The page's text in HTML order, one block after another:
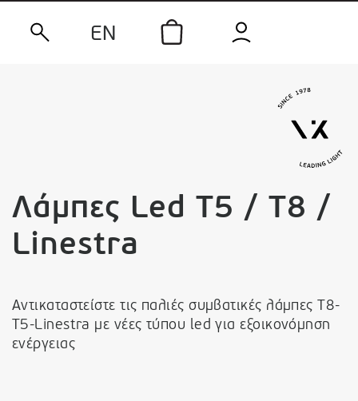
EN
Λάμπες Led T5 / T8 /
Linestra
Αντικαταστείστε τις παλιές συμβατικές λάμπες Τ8-
Τ5-Linestra με νέες τύπου led για εξοικονόμηση
ενέργειας